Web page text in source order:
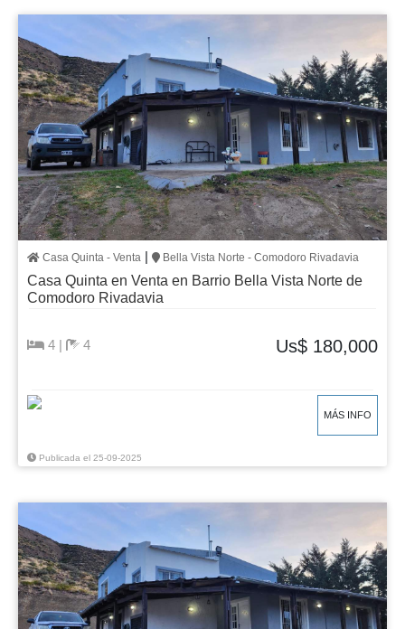
Casa Quinta - Venta | Bella Vista Norte - Comodoro Rivadavia
Casa Quinta en Venta en Barrio Bella Vista Norte de
Comodoro Rivadavia
4 | 4 Us$ 180,000
MÁS INFO
Publicada el 25-09-2025